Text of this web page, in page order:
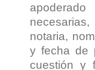
notaria,
y fecha de
cuestión y